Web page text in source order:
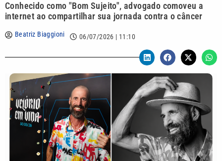
Conhecido como "Bom Sujeito", advogado comoveu a
internet ao compartilhar sua jornada contra o câncer
Beatriz Biaggioni 06/07/2026 | 11:10